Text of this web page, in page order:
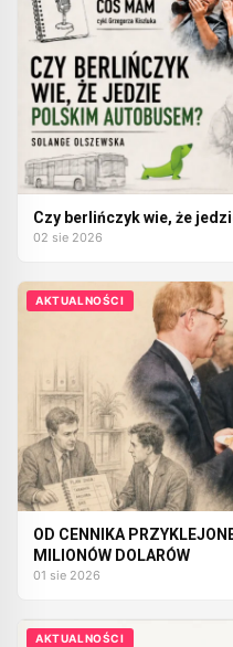
Czy berlińczyk wie, że
02 sie 2026
AKTUALNOŚCI
OD CENNIKA
MILIONÓW DOLARÓW
01 sie 2026
AKTUALNOŚCI